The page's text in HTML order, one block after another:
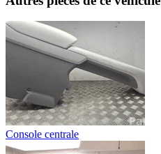
Console centrale